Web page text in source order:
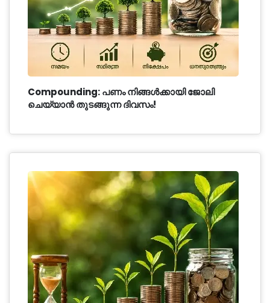
Compounding: പണം നിങ്ങൾക്കായി ജോലി
ചെയ്യാൻ തുടങ്ങുന്ന ദിവസം!